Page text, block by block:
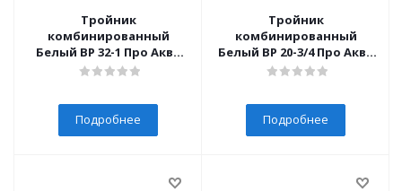
Тройник
комбинированный
Белый ВР 32-1 Про Аква
(10/50)
Подробнее
Тройник
комбинированный
Белый ВР 20-3/4 Про Аква
(10/100)
Подробнее